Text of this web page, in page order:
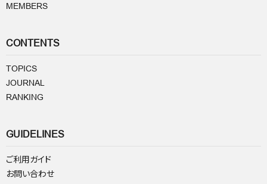
MEMBERS
CONTENTS
TOPICS
JOURNAL
RANKING
GUIDELINES
ご利用ガイド
お問い合わせ